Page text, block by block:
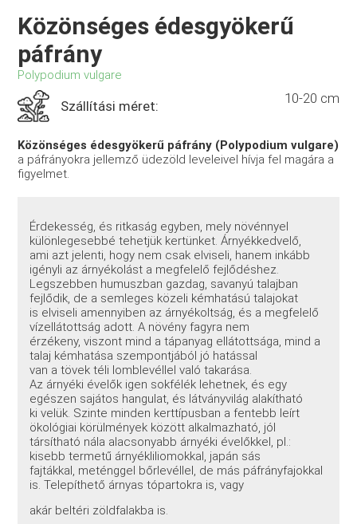
Közönséges édesgyökerű
páfrány
Polypodium vulgare
Szállítási méret: 10-20 cm
Közönséges édesgyökerű páfrány (Polypodium vulgare)
a páfrányokra jellemző üdezöld leveleivel hívja fel magára a
figyelmet.
Érdekesség, és ritkaság egyben, mely növénnyel
különlegesebbé tehetjük kertünket. Árnyékkedvelő,
ami azt jelenti, hogy nem csak elviseli, hanem inkább
igényli az árnyékolást a megfelelő fejlődéshez.
Legszebben humuszban gazdag, savanyú talajban
fejlődik, de a semleges közeli kémhatású talajokat
is elviseli amennyiben az árnyékoltság, és a megfelelő
vízellátottság adott. A növény fagyra nem
érzékeny, viszont mind a tápanyag ellátottsága, mind a
talaj kémhatása szempontjából jó hatással
van a tövek téli lomblevéllel való takarása.
Az árnyéki évelők igen sokfélék lehetnek, és egy
egészen sajátos hangulat, és látványvilág alakítható
ki velük. Szinte minden kerttípusban a fentebb leírt
ökológiai körülmények között alkalmazható, jól
társítható nála alacsonyabb árnyéki évelőkkel, pl.:
kisebb termetű árnyékliliomokkal, japán sás
fajtákkal, meténggel bőrlevéllel, de más páfrányfajokkal
is. Telepíthető árnyas tópartokra is, vagy
akár beltéri zöldfalakba is.